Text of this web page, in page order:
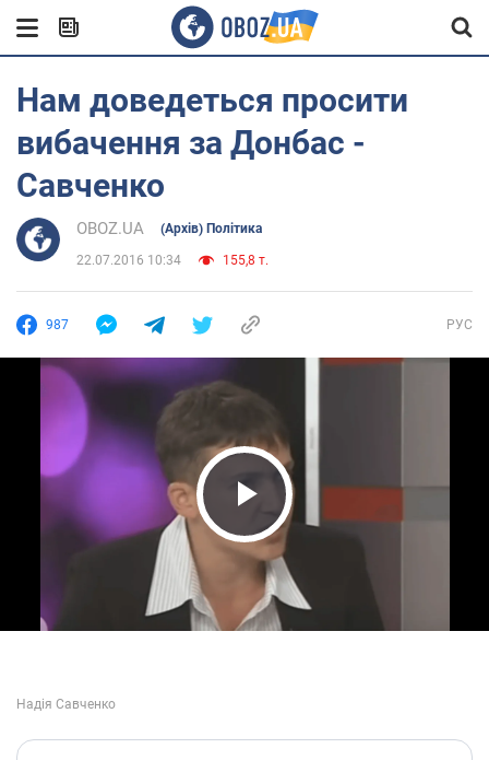
Нам доведеться просити
вибачення за Донбас -
Савченко
OBOZ.UA (Архів) Політика
22.07.2016 10:34 155,8 т.
987 РУС
Play Video